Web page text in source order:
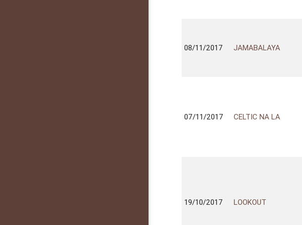
08/11/2017 JAMABALAYA
07/11/2017 CELTIC NA LA
19/10/2017 LOOKOUT